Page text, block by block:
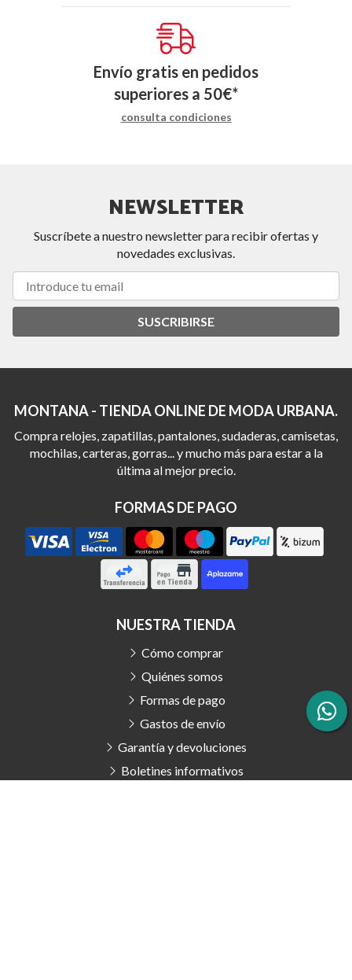
Envío gratis en pedidos
superiores a 50€*
consulta condiciones
NEWSLETTER
Suscríbete a nuestro newsletter para recibir ofertas y
novedades exclusivas.
SUSCRIBIRSE
MONTANA - TIENDA ONLINE DE MODA URBANA.
Compra relojes, zapatillas, pantalones, sudaderas, camisetas,
mochilas, carteras, gorras... y mucho más para estar a la
última al mejor precio.
FORMAS DE PAGO
NUESTRA TIENDA
Cómo comprar
Quiénes somos
Formas de pago
Gastos de envío
Garantía y devoluciones
Boletines informativos